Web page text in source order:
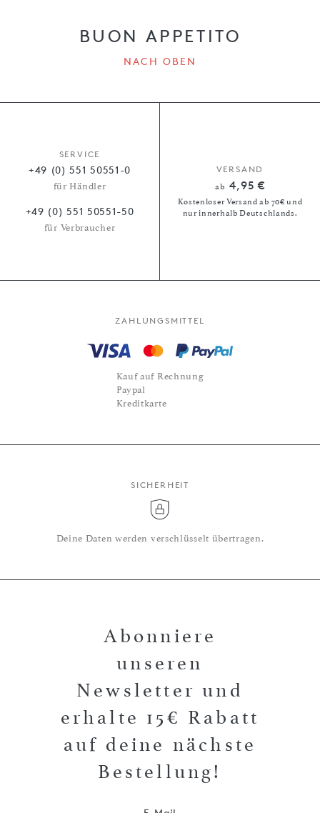
BUON APPETITO
NACH OBEN
SERVICE
+49 (0) 551 50551-0
für Händler
+49 (0) 551 50551-50
für Verbraucher
VERSAND
ab 4,95 €
Kostenloser Versand ab 70€ und
nur innerhalb Deutschlands.
ZAHLUNGSMITTEL
Kauf auf Rechnung
Paypal
Kreditkarte
SICHERHEIT
Deine Daten werden verschlüsselt übertragen.
Abonniere
unseren
Newsletter und
erhalte 15€ Rabatt
auf deine nächste
Bestellung!